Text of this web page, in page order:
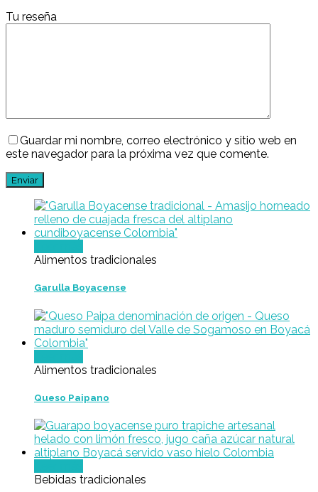
Tu reseña
Guardar mi nombre, correo electrónico y sitio web en
este navegador para la próxima vez que comente.
Alimentos tradicionales
Garulla Boyacense
Alimentos tradicionales
Queso Paipano
Bebidas tradicionales